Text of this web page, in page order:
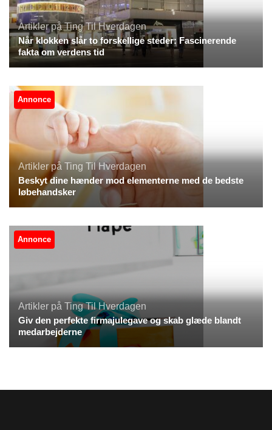
Artikler på Ting Til Hverdagen
Når klokken slår to forskellige steder: Fascinerende
fakta om verdens tid
Annonce
Artikler på Ting Til Hverdagen
Beskyt dine hænder mod elementerne med de bedste
løbehandsker
Annonce
Artikler på Ting Til Hverdagen
Giv den perfekte firmajulegave og skab glæde blandt
medarbejderne